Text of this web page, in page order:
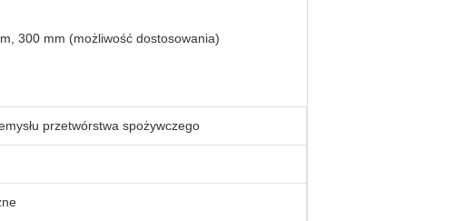
300 mm (możliwość dostosowania)
przetwórstwa spożywczego